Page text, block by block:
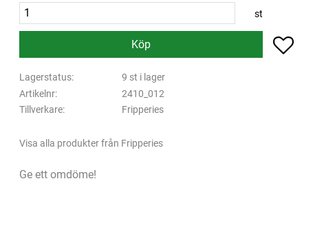
st
Köp Lägg till
Lagerstatus
9 st i lager
Artikelnr
2410_012
Tillverkare
Fripperies
Visa alla produkter från Fripperies
Ge ett omdöme!